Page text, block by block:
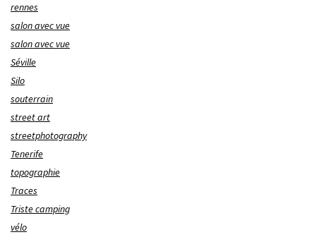
rennes
salon avec vue
salon avec vue
Séville
Silo
souterrain
street art
streetphotography
Tenerife
topographie
Traces
Triste camping
vélo